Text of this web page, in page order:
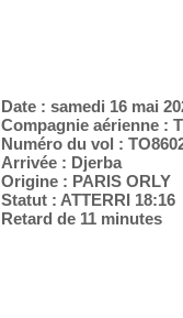
Date : samedi 16 mai
Compagnie aérienne :
Numéro du vol :
Arrivée : Djerba
Origine : PARIS ORLY
Statut : ATTERRI 18:16
Retard de 11 minutes